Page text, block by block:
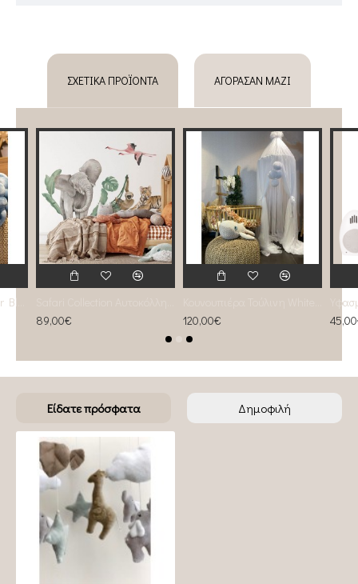
ΣΧΕΤΙΚΆ ΠΡΟΪΌΝΤΑ ΑΓΌΡΑΣΑΝ ΜΑΖΊ
89,00€
120,00€
Είδατε πρόσφατα Δημοφιλή